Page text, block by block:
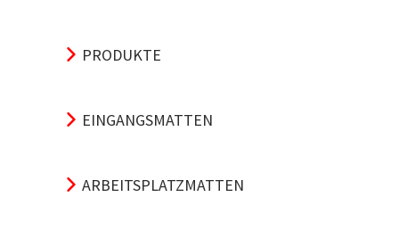
PRODUKTE
EINGANGSMATTEN
ARBEITSPLATZMATTEN